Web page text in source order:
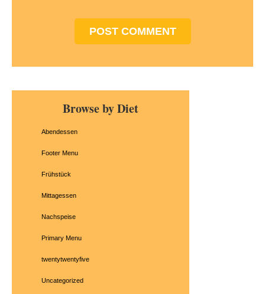
Primary
SidebarBrowse by Diet
Abendessen
Footer Menu
Frühstück
Mittagessen
Nachspeise
Primary Menu
twentytwentyfive
Uncategorized